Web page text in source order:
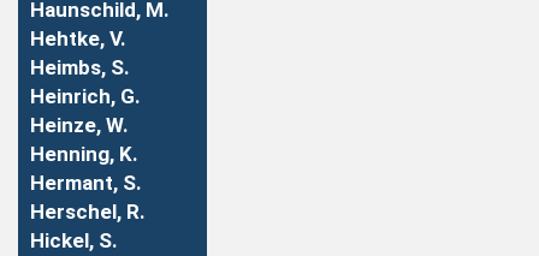
Haunschild, M.
Hehtke, V.
Heimbs, S.
Heinrich, G.
Heinze, W.
Henning, K.
Hermant, S.
Herschel, R.
Hickel, S.